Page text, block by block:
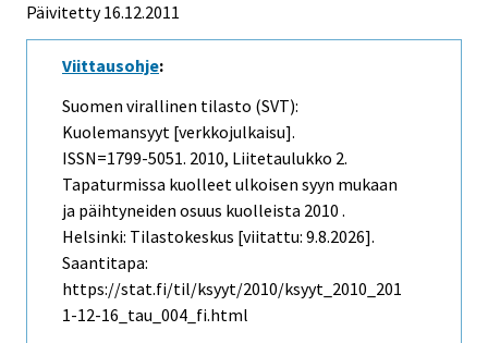
Päivitetty 16.12.2011
Viittausohje:
Suomen virallinen tilasto (SVT):
Kuolemansyyt [verkkojulkaisu].
ISSN=1799-5051. 2010, Liitetaulukko 2.
Tapaturmissa kuolleet ulkoisen syyn mukaan
ja päihtyneiden osuus kuolleista 2010 .
Helsinki: Tilastokeskus [viitattu: 9.8.2026].
Saantitapa:
https://stat.fi/til/ksyyt/2010/ksyyt_2010_201
1-12-16_tau_004_fi.html